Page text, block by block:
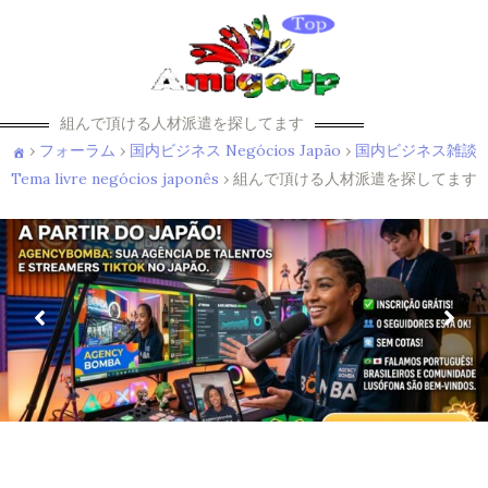
組んで頂ける人材派遣を探してます
› フォーラム › 国内ビジネス Negócios Japão › 国内ビジネス雑談
Tema livre negócios japonês › 組んで頂ける人材派遣を探してます